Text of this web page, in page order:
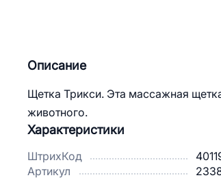
Описание
Щетка Трикси. Эта массажная
животного.
Характеристики
ШтрихКод
Артикул